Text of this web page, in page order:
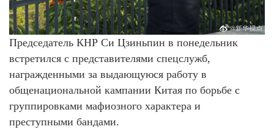
Председатель КНР Си Цзиньпин в понедельник
встретился с представителями спецслужб,
награжденными за выдающуюся работу в
общенациональной кампании Китая по борьбе с
группировками мафиозного характера и
преступными бандами.